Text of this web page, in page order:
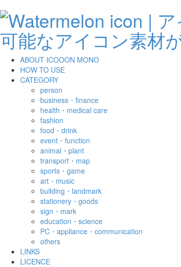
ABOUT ICOOON MONO
HOW TO USE
CATEGORY
person
business・finance
health・medical care
fashion
food・drink
event・function
animal・plant
transport・map
sports・game
art・music
building・landmark
stationery・goods
sign・mark
education・science
PC・appliance・communication
others
LINKS
LICENCE